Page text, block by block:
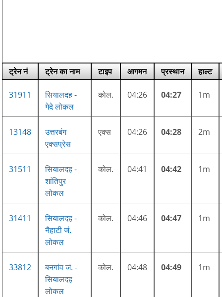
ट्रेन नं ट्रेन का नाम टाइप आगमन प्रस्थान हाल्ट
31911
सियालदह -
गेदे लोकल
कोल. 04:26 04:27 1m
13148
उत्तरबंग
एक्सप्रेस
एक्स 04:26 04:28 2m
31511
सियालदह -
शांतिपुर
लोकल
कोल. 04:41 04:42 1m
31411
सियालदह -
नैहाटी जं.
लोकल
कोल. 04:46 04:47 1m
33812
बनगांव जं. -
सियालदह
लोकल
कोल. 04:48 04:49 1m